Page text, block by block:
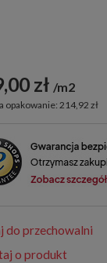
zł m2
opakowanie: 214,92 zł
do przechowalni
o produkt